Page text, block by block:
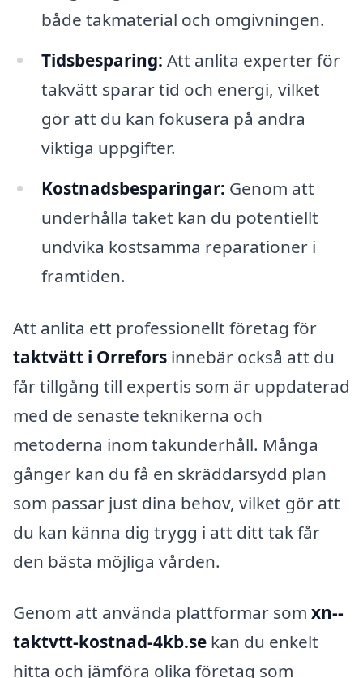
både takmaterial och omgivningen.
Tidsbesparing: Att anlita experter för
takvätt sparar tid och energi, vilket
gör att du kan fokusera på andra
viktiga uppgifter.
Kostnadsbesparingar: Genom att
underhålla taket kan du potentiellt
undvika kostsamma reparationer i
framtiden.
Att anlita ett professionellt företag för
taktvätt i Orrefors innebär också att du
får tillgång till expertis som är uppdaterad
med de senaste teknikerna och
metoderna inom takunderhåll. Många
gånger kan du få en skräddarsydd plan
som passar just dina behov, vilket gör att
du kan känna dig trygg i att ditt tak får
den bästa möjliga vården.
Genom att använda plattformar som xn--
taktvtt-kostnad-4kb.se kan du enkelt
hitta och jämföra olika företag som